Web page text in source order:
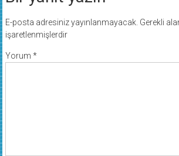
E-posta adresiniz yayınlanmayacak. Gerekli
işaretlenmişlerdir
Yorum *